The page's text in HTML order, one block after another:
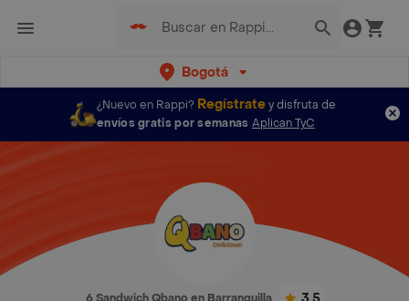
Bogotá
¿Nuevo en Rappi? Regístratey disfruta de
envíos gratis por semanas Aplican TyC
6 Sandwich Qbano en Barranquilla